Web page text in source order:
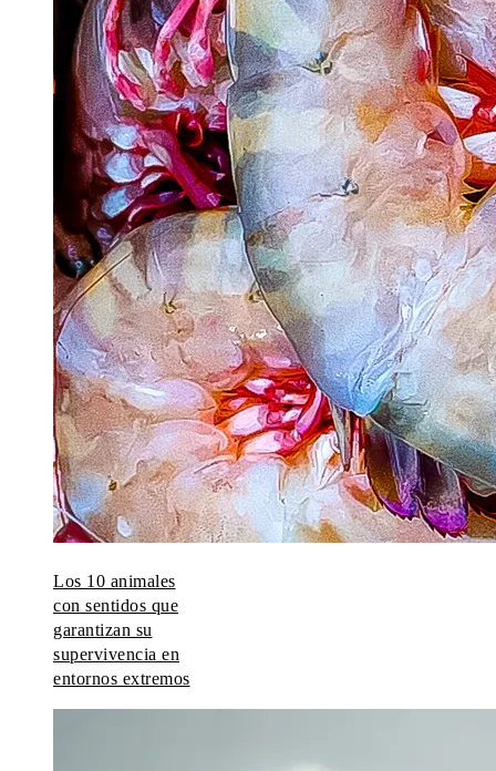
Los 10 animales
con sentidos que
garantizan su
supervivencia en
entornos extremos